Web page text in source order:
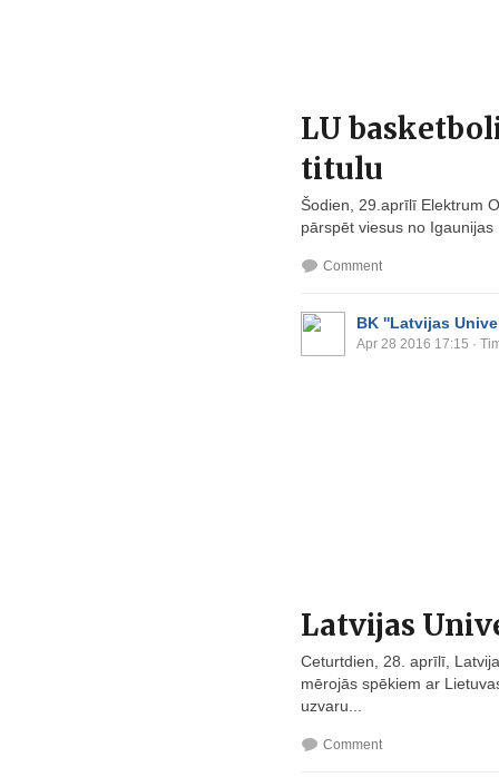
LU
titulu
Šodien, 29.aprīlī Elektrum
pārspēt viesus no
Comment
BK ''Latvijas
Apr 28 2016 17:15 ·
Latvijas
Ceturtdien, 28. aprīlī,
mērojās spēkiem ar
uzvaru...
Comment